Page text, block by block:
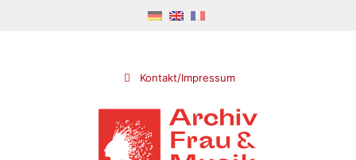
Kontakt/Impressum